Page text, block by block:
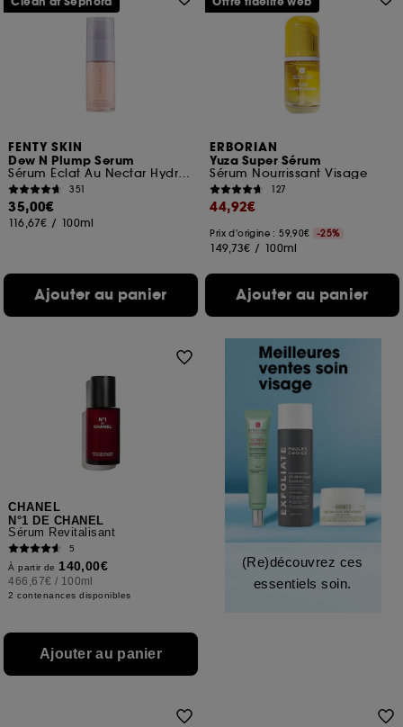
FENTY SKIN
Dew N Plump Serum
Sérum Éclat Au Nectar Hydratant
351
35,00€
116,67€ / 100ml
Ajouter au panier
ERBORIAN
Yuza Super Sérum
Sérum Nourrissant Visage
127
44,92€
Prix d'origine : 59,90€ -25%
149,73€ / 100ml
Ajouter au panier
CHANEL
N°1 DE CHANEL
Sérum Revitalisant
5
À partir de 140,00€
466,67€ / 100ml
2 contenances disponibles
Ajouter au panier
(Re)découvrez ces
essentiels soin.